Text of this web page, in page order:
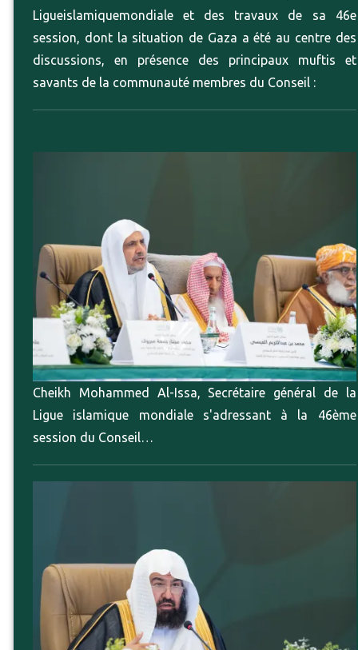
Ligueislamiquemondiale et des travaux de sa 46e
session, dont la situation de Gaza a été au centre des
discussions, en présence des principaux muftis et
savants de la communauté membres du Conseil :
Cheikh Mohammed Al-Issa, Secrétaire général de la
Ligue islamique mondiale s'adressant à la 46ème
session du Conseil…